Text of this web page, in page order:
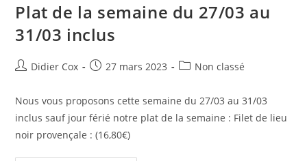
Plat de la semaine du 27/03 au
31/03 inclus
Didier Cox 27 mars 2023 Non classé
Nous vous proposons cette semaine du 27/03 au 31/03
inclus sauf jour férié notre plat de la semaine : Filet de lieu
noir provençale : (16,80€)